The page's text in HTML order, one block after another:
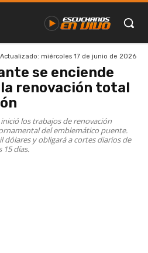
Actualizado: miércoles 17 de junio de 2026
se enciende
renovación total
los trabajos de renovación
del emblemático puente.
dólares y obligará a cortes diarios de
días.